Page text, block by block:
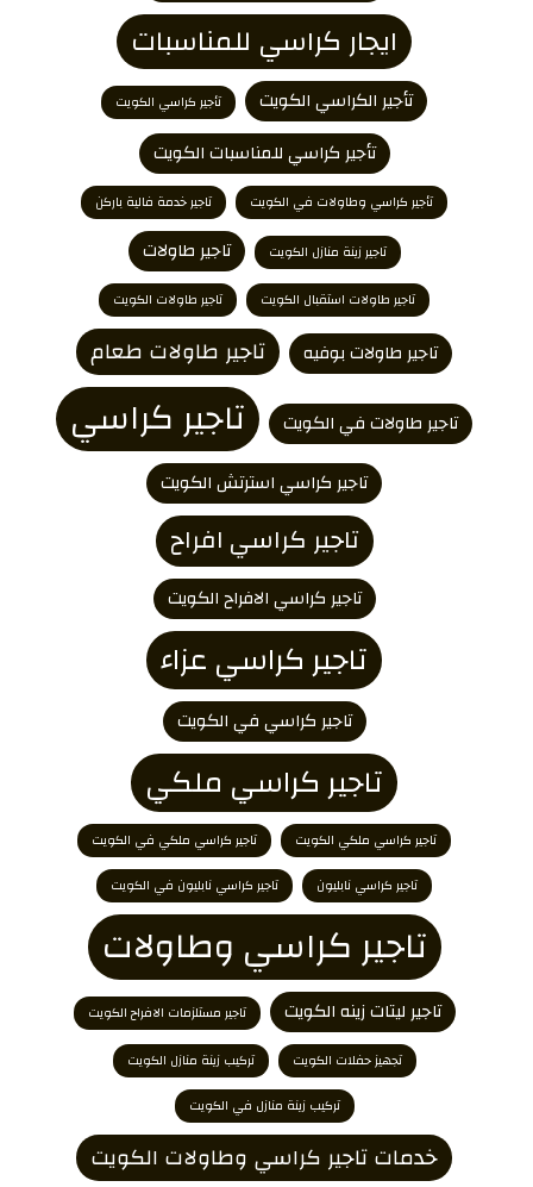
ايجار كراسي للمناسبات
تأجير الكراسي الكويت تأجير كراسي الكويت
تأجير كراسي للمناسبات الكويت
تأجير كراسي وطاولات في الكويت تاجير خدمة فالية باركن
تاجير زينة منازل الكويت تاجير طاولات
تاجير طاولات استقبال الكويت تاجير طاولات الكويت
تاجير طاولات بوفيه تاجير طاولات طعام
تاجير طاولات في الكويت تاجير كراسي
تاجير كراسي استرتش الكويت
تاجير كراسي افراح
تاجير كراسي الافراح الكويت
تاجير كراسي عزاء
تاجير كراسي في الكويت
تاجير كراسي ملكي
تاجير كراسي ملكي الكويت
تاجير كراسي ملكي في الكويت
تاجير كراسي نابليون
تاجير كراسي نابليون في الكويت
تاجير كراسي وطاولات
تاجير ليتات زينه الكويت
تاجير مستلزمات الافراح الكويت
تجهيز حفلات الكويت
تركيب زينة منازل الكويت
تركيب زينة منازل في الكويت
خدمات تاجير كراسي وطاولات الكويت